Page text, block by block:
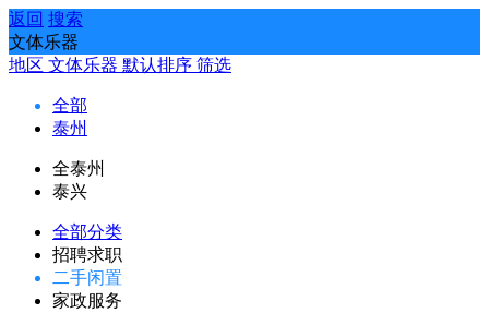
返回 搜索
文体乐器
地区 文体乐器 默认排序 筛选
全部
泰州
全泰州
泰兴
全部分类
招聘求职
二手闲置
家政服务